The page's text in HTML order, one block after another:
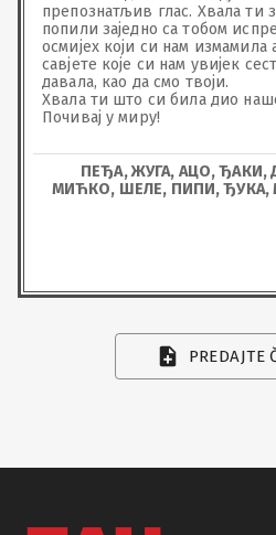
препознатљив глас. Хвала ти
попили заједно са тобом
осмијех који си нам
савјете које си нам увијек
давала, као да смо твоји.
Хвала ти што си била дио
Почивај у миру!
ПЕЂА, ЖУГА, АЦО,
МИЋКО, ШЕЛЕ, ПИПИ, ЂУКА,
PREDAJTE